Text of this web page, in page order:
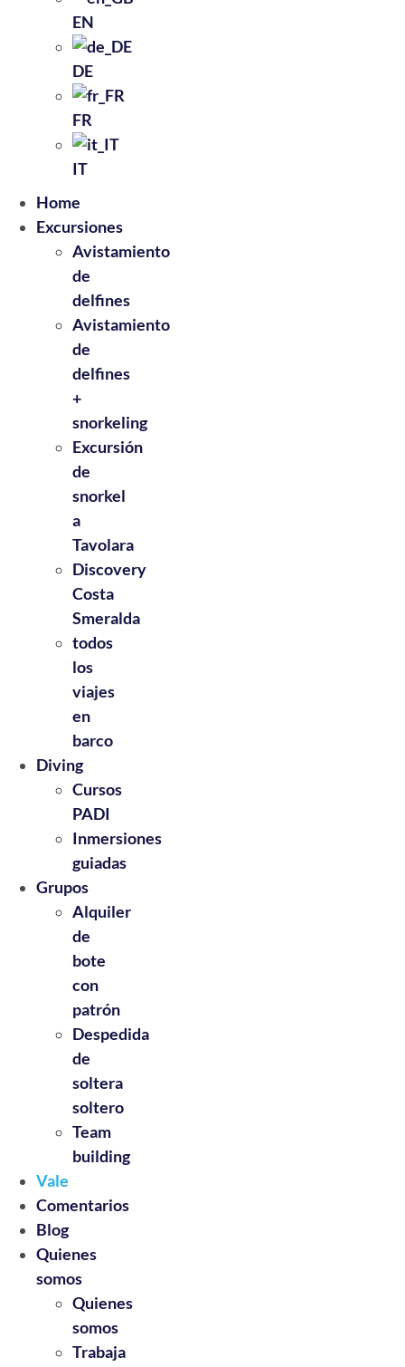
EN
DE
FR
IT
Home
Excursiones
Avistamiento
de
delfines
Avistamiento
de
delfines
+
snorkeling
Excursión
de
snorkel
a
Tavolara
Discovery
Costa
Smeralda
todos
los
viajes
en
barco
Diving
Cursos
PADI
Inmersiones
guiadas
Grupos
Alquiler
de
bote
con
patrón
Despedida
de
soltera
soltero
Team
building
Vale
Comentarios
Blog
Quienes
somos
Quienes
somos
Trabaja